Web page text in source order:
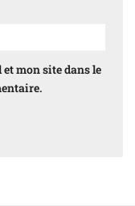
mon site dans le